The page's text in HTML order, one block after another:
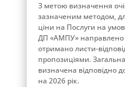
З метою визначення
зазначеним методом,
ціни на Послуги на
ДП «АМПУ»
отримано листи-
пропозиціями. Загальна
визначена відповідно
на 2026 рік.